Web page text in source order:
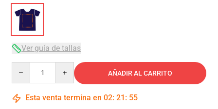
Ver guía de tallas
AÑADIR AL CARRITO
Esta venta termina en 02: 21 : 54